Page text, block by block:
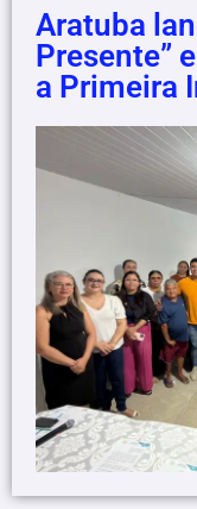
Aratuba
Presente”
a Primeira